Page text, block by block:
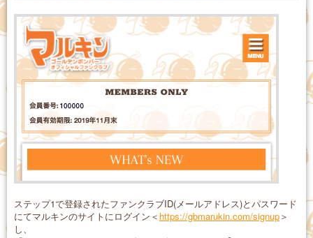
ステップ1で登録されたファンクラブID(メールアドレス)とパスワード
にてマルキンのサイトにログイン＜ https://gbmarukin.com/signup＞
し、